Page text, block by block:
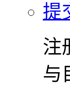
提
注
与